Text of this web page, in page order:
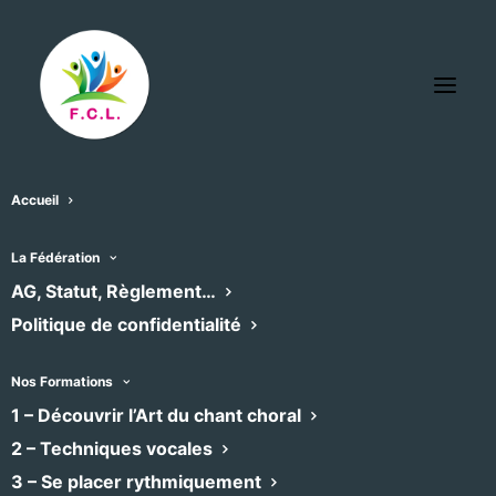
Accueil
La Fédération
AG, Statut, Règlement…
Politique de confidentialité
Nos Formations
1 – Découvrir l’Art du chant choral
2 – Techniques vocales
3 – Se placer rythmiquement
2022, plein d’espoir?
Ce fameux virus nous a frappé là où on ne
l’attendait pas. Bien entendu nous regardions
et regardons toujours ses effets sur notre